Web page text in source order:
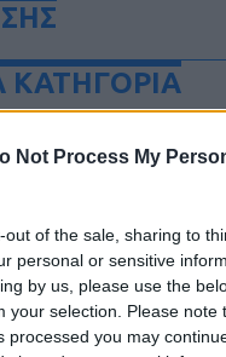
Not Process My
out of the sale, sharing to
personal or sensitive
by us, please use the
your selection. Please note
processed you may
ΚΑΤΗΓΟΡΙΑ
Τραγωδία στα
μητέρα: Βούτηξε
ΠΡΙΝ 7 ΏΡΕΣ
42χρονης έδειξε
αιτία θανάτου - το
αναμένεται να
21χρονη αδερφή του,